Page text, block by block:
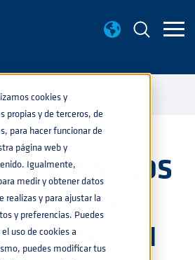
cookies y
propias y de terceros, de
para hacer funcionar de
página web y
Igualmente,
medir y obtener datos
realizas y para ajustar la
y preferencias. Puedes
uso de cookies a
puedes modificar tus
PARA SIDRA?
NUESTROS
DE ACERO
TAMBIÉN